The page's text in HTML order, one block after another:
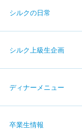
シルクの日常
シルク上級生企画
ディナーメニュー
卒業生情報